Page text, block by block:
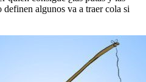
algunos va a traer cola si